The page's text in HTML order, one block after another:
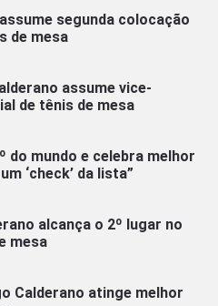
segunda colocação
de mesa
assume vice-
de tênis de mesa
do mundo e celebra melhor
‘check’ da lista”
alcança o 2º lugar no
mesa
Calderano atinge melhor